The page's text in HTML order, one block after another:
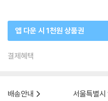
앱 다운 시 1천원 상품권
결제혜택
배송안내
서울특별시